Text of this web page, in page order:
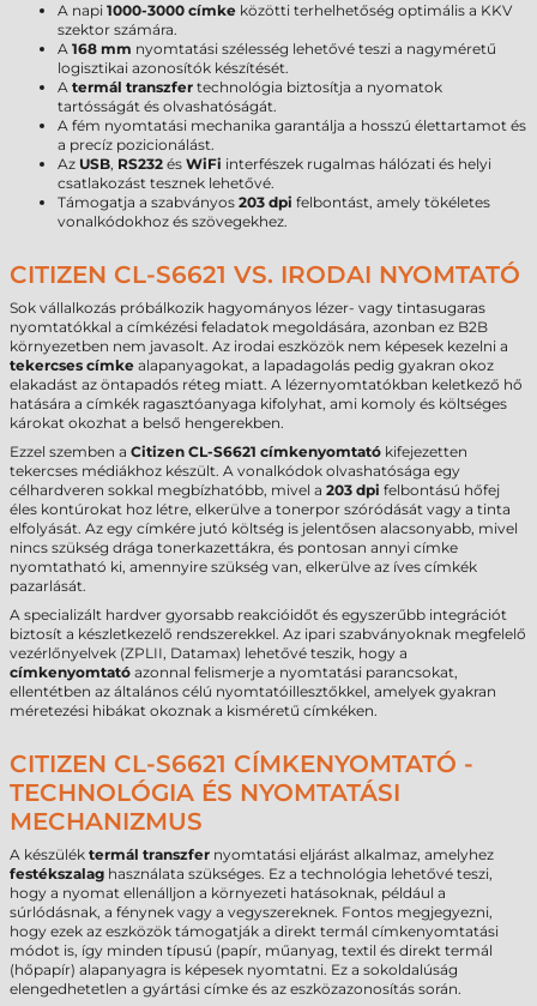
A napi 1000-3000 címke közötti terhelhetőség optimális a KKV
szektor számára.
A 168 mm nyomtatási szélesség lehetővé teszi a nagyméretű
logisztikai azonosítók készítését.
A termál transzfer technológia biztosítja a nyomatok
tartósságát és olvashatóságát.
A fém nyomtatási mechanika garantálja a hosszú élettartamot és
a precíz pozicionálást.
Az USB, RS232 és WiFi interfészek rugalmas hálózati és helyi
csatlakozást tesznek lehetővé.
Támogatja a szabványos 203 dpi felbontást, amely tökéletes
vonalkódokhoz és szövegekhez.
CITIZEN CL-S6621 VS. IRODAI NYOMTATÓ
Sok vállalkozás próbálkozik hagyományos lézer- vagy tintasugaras
nyomtatókkal a címkézési feladatok megoldására, azonban ez B2B
környezetben nem javasolt. Az irodai eszközök nem képesek kezelni a
tekercses címke alapanyagokat, a lapadagolás pedig gyakran okoz
elakadást az öntapadós réteg miatt. A lézernyomtatókban keletkező hő
hatására a címkék ragasztóanyaga kifolyhat, ami komoly és költséges
károkat okozhat a belső hengerekben.
Ezzel szemben a Citizen CL-S6621 címkenyomtató kifejezetten
tekercses médiákhoz készült. A vonalkódok olvashatósága egy
célhardveren sokkal megbízhatóbb, mivel a 203 dpi felbontású hőfej
éles kontúrokat hoz létre, elkerülve a tonerpor szóródását vagy a tinta
elfolyását. Az egy címkére jutó költség is jelentősen alacsonyabb, mivel
nincs szükség drága tonerkazettákra, és pontosan annyi címke
nyomtatható ki, amennyire szükség van, elkerülve az íves címkék
pazarlását.
A specializált hardver gyorsabb reakcióidőt és egyszerűbb integrációt
biztosít a készletkezelő rendszerekkel. Az ipari szabványoknak megfelelő
vezérlőnyelvek (ZPLII, Datamax) lehetővé teszik, hogy a
címkenyomtató azonnal felismerje a nyomtatási parancsokat,
ellentétben az általános célú nyomtatóillesztőkkel, amelyek gyakran
méretezési hibákat okoznak a kisméretű címkéken.
CITIZEN CL-S6621 CÍMKENYOMTATÓ -
TECHNOLÓGIA ÉS NYOMTATÁSI
MECHANIZMUS
A készülék termál transzfer nyomtatási eljárást alkalmaz, amelyhez
festékszalag használata szükséges. Ez a technológia lehetővé teszi,
hogy a nyomat ellenálljon a környezeti hatásoknak, például a
súrlódásnak, a fénynek vagy a vegyszereknek. Fontos megjegyezni,
hogy ezek az eszközök támogatják a direkt termál címkenyomtatási
módot is, így minden típusú (papír, műanyag, textil és direkt termál
(hőpapír) alapanyagra is képesek nyomtatni. Ez a sokoldalúság
elengedhetetlen a gyártási címke és az eszközazonosítás során.